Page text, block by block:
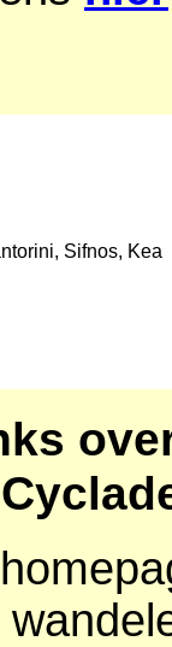
Sifnos, Kea